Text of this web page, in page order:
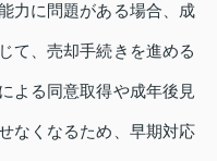
力に問題がある場合、成
て、売却手続きを進める
よる同意取得や成年後見
なくなるため、早期対応